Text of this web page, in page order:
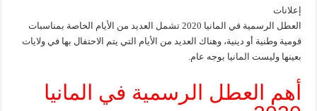
إعلانات
العطل الرسمية في المانيا 2020 تشمل العديد من الأيام الخاصة بمناسبات
قومية وطنية أو دينية، وهناك العديد من الأيام التي يتم الاحتفال بها في ولايات
بعينها وليست المانيا بوجه عام.
أهم العطل الرسمية في المانيا